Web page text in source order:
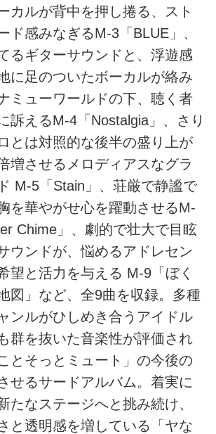
カルが背中を押し捲る、スト
ド感みなぎるM-3「BLUE」、
るギターサウンドと、浮遊感
に足のついたボーカルが絡み
ミューワールドの下、聴く者
訴えるM-4「Nostalgia」、さり
とは対照的な後半の盛り上が
増させるメロディアスなグラ
M-5「Stain」、荘厳で静謐で
を華やがせ心を躍動させるM-
Chime」、劇的で壮大で目眩
ウンドが、悩めるアドレセン
望と活力を与える M-9「ぼく
図」など、全9曲を収録。多種
ンルがひしめき合うアイドル
群を抜いた音楽性が評価され
とそっとミュート」の今後の
せるサードアルバム。着実に
たなステージへと挑み続け、
と透明感を増している「ヤな